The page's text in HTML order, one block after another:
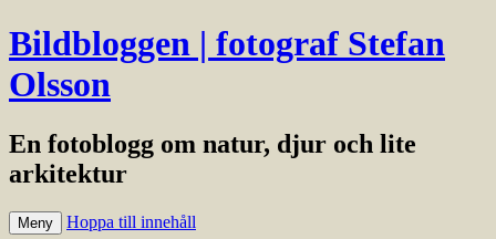
Bildbloggen | fotograf Stefan
Olsson
En fotoblogg om natur, djur och lite
arkitektur
Meny Hoppa till innehåll